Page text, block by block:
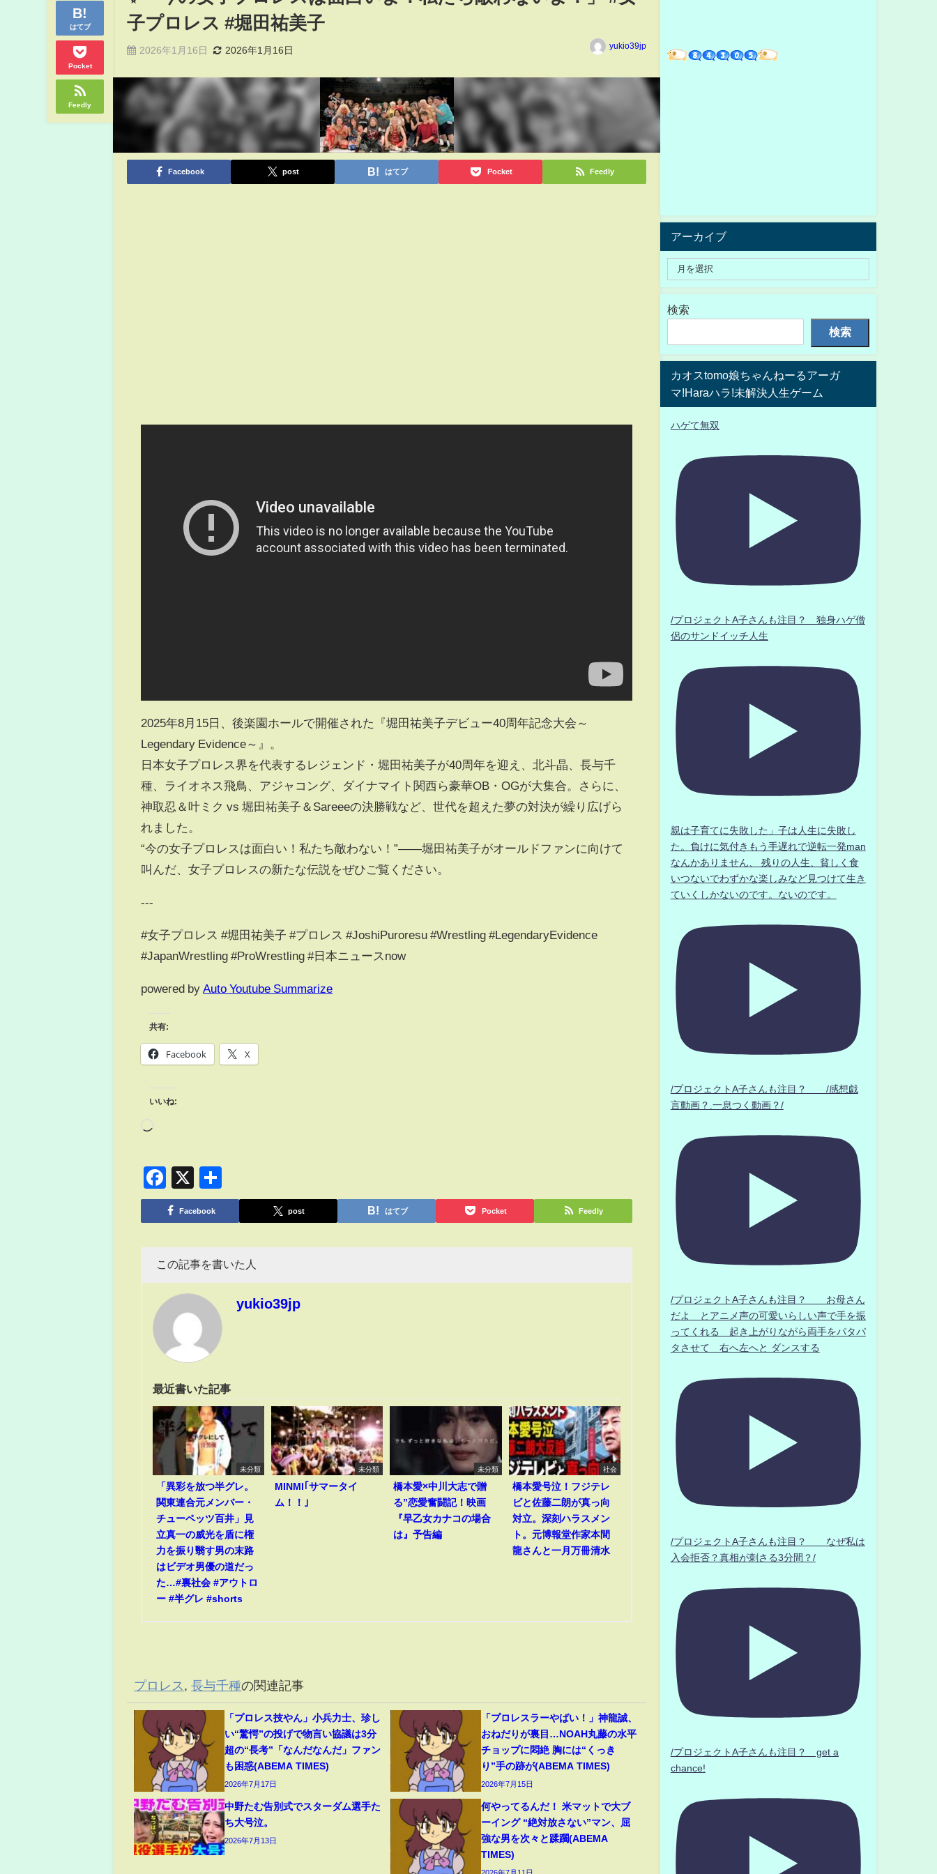
はてブ
Pocket
Feedly
子プロレス #堀田祐美子
2026年1月16日 2026年1月16日 yukio39jp
Facebook post はてブ Pocket Feedly
2025年8月15日、後楽園ホールで開催された『堀田祐美子デビュー40周年記念大会～
Legendary Evidence～』。
日本女子プロレス界を代表するレジェンド・堀田祐美子が40周年を迎え、北斗晶、長与千
種、ライオネス飛鳥、アジャコング、ダイナマイト関西ら豪華OB・OGが大集合。さらに、
神取忍＆叶ミク vs 堀田祐美子＆Sareeeの決勝戦など、世代を超えた夢の対決が繰り広げら
れました。
“今の女子プロレスは面白い！私たち敵わない！”――堀田祐美子がオールドファンに向けて
叫んだ、女子プロレスの新たな伝説をぜひご覧ください。
---
#女子プロレス #堀田祐美子 #プロレス #JoshiPuroresu #Wrestling #LegendaryEvidence
#JapanWrestling #ProWrestling #日本ニュースnow
powered by Auto Youtube Summarize
共有:
Facebook X
いいね:
Facebook
X
有
Facebook post はてブ Pocket Feedly
この記事を書いた人
yukio39jp
最近書いた記事
未分類
「異彩を放つ半グレ。
関東連合元メンバー・
チューペッツ百井」見
立真一の威光を盾に権
力を振り翳す男の末路
はビデオ男優の道だっ
た…#裏社会 #アウトロ
ー #半グレ #shorts
未分類
MINMI｢サマータイ
ム！！｣
未分類
橋本愛×中川大志で贈
る”恋愛奮闘記！映画
『早乙女カナコの場合
は』予告編
社会
橋本愛号泣！フジテレ
ビと佐藤二朗が真っ向
対立。深刻ハラスメン
ト。元博報堂作家本間
龍さんと一月万冊清水
プロレス ,長与千種の関連記事
「プロレス技やん」小兵力士、珍し
い“驚愕”の投げで物言い協議は3分
超の“長考”「なんだなんだ」ファン
も困惑(ABEMA TIMES)
2026年7月17日
「プロレスラーやばい！」神龍誠、
おねだりが裏目…NOAH丸藤の水平
チョップに悶絶 胸には“くっき
り”手の跡が(ABEMA TIMES)
2026年7月15日
中野たむ告別式でスターダム選手た
ち大号泣。
2026年7月13日
何やってるんだ！ 米マットで大ブ
ーイング “絶対放さない”マン、屈
強な男を次々と蹂躙(ABEMA
TIMES)
アーカイブ
検索
検索
カオスtomo娘ちゃんねーるアーガ
マ!Haraハラ!未解決人生ゲーム
ハゲて無双
/プロジェクトA子さんも注目？ 独身ハゲ僧
侶のサンドイッチ人生
親は子育てに失敗した」子は人生に失敗し
た。負けに気付きもう手遅れで逆転一発man
なんかありません、 残りの人生、貧しく食
いつないでわずかな楽しみなど見つけて生き
ていくしかないのです。ないのです。
/プロジェクトA子さんも注目？ /感想戯
言動画？.一息つく動画？/
/プロジェクトA子さんも注目？ お母さん
だよ とアニメ声の可愛いらしい声で手を振
ってくれる 起き上がりながら両手をパタパ
タさせて 右へ左へと ダンスする
/プロジェクトA子さんも注目？ なぜ私は
入会拒否？真相が刺さる3分間？/
/プロジェクトA子さんも注目？ get a
chance!